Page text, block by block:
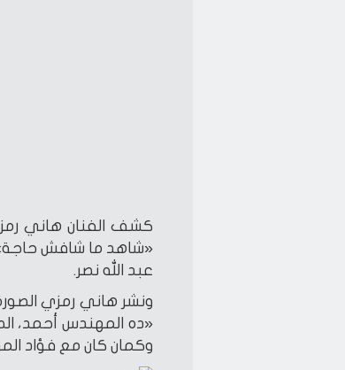
كشف الفنان هاني
عبد الله نصر.
ونشر هاني رمزي
«ده المهندس أحمد،
وكمان كان مع فؤاد